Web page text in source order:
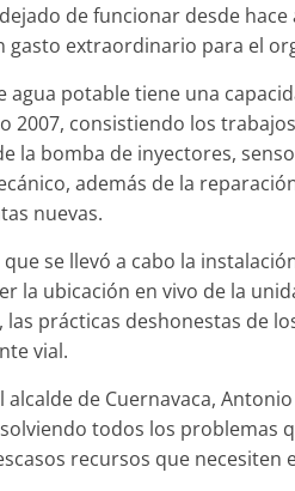
de funcionar desde
gasto extraordinario para el
agua potable tiene una
2007, consistiendo los
la bomba de inyectores,
además de la
nuevas.
se llevó a cabo la
la ubicación en vivo de la
prácticas deshonestas de
vial.
alcalde de Cuernavaca,
todos los problemas
recursos que necesiten